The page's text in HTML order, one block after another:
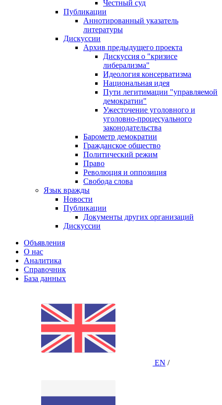
Честный суд
Публикации
Аннотированный указатель
литературы
Дискуссии
Архив предыдущего проекта
Дискуссия о "кризисе
либерализма"
Идеология консерватизма
Национальная идея
Пути легитимации "управляемой
демократии"
Ужесточение уголовного и
уголовно-процесуального
законодательства
Барометр демократии
Гражданское общество
Политический режим
Право
Революция и оппозиция
Свобода слова
Язык вражды
Новости
Публикации
Документы других организаций
Дискуссии
Объявления
О нас
Аналитика
Справочник
База данных
EN /